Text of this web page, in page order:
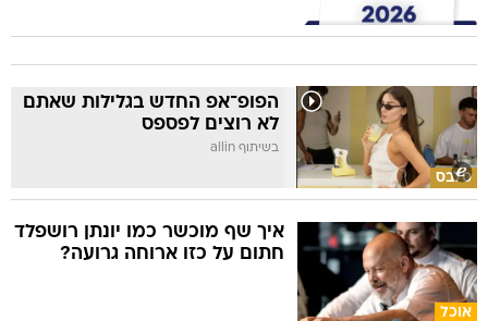
סלבס
הפופ־אפ החדש בגלילות שאתם
לא רוצים לפספס
בשיתוף allin
אוכל
איך שף מוכשר כמו יונתן רושפלד
חתום על כזו ארוחה גרועה?